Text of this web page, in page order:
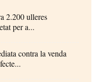
2.200 ulleres
per a...
contra la venda